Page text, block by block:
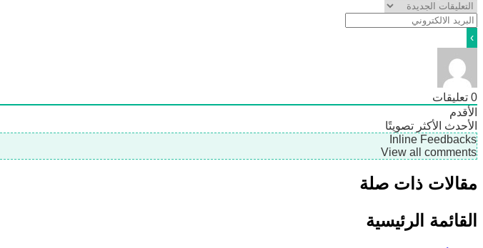
0 تعليقات
الأقدم
الأحدث الأكثر تصويتًا
Inline Feedbacks
View all comments
مقالات ذات صلة
القائمة الرئيسية